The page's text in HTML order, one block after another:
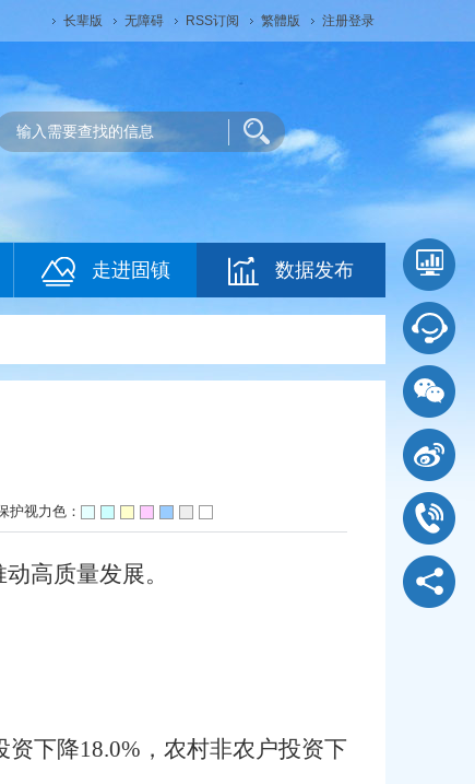
长辈版 无障碍 RSS订阅 繁體版 注册登录
走进固镇 数据发布
护视力色：
高质量发展。
资下降18.0% ， 农村非农户投资下